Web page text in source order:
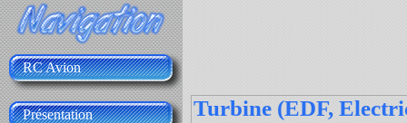
RC Avion
Présentation Turbine (EDF,